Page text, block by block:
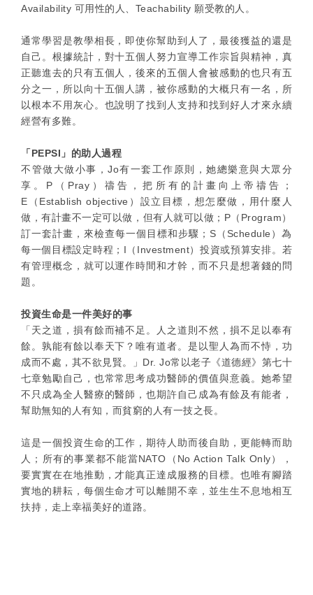
Availability 可用性的人、Teachability 願受教的人。
通常學習是教學相長，即使你幫助到人了，最後獲益的還是
自己。根據統計，對十五個人努力宣導工作宗旨與精神，真
正聽進去的只有五個人，後來的五個人會被感動的也只有五
分之一，所以向十五個人講，被你感動的大概只有一名，所
以根本不用灰心。也說明了找到人支持和找到好人才來永續
經營有多難。
「PEPSI」的助人過程
不管做大做小事，Jo有一套工作原則，她總樂意與大眾分
享。P（Pray）禱告，把所有的計畫向上帝禱告；
E（Establish objective）設立目標，想怎麼做，用什麼人
做，有計畫不一定可以做，但有人就可以做；P（Program）
訂一套計畫，來檢查每一個目標和步驟；S（Schedule）為
每一個目標設定時程；I（Investment）投資或預算安排。若
有管理概念，就可以運作時間和才幹，而不只是想著錢的問
題。
投資生命是一件美好的事
「天之道，損有餘而補不足。人之道則不然，損不足以奉有
餘。孰能有餘以奉天下？唯有道者。是以聖人為而不恃，功
成而不處，其不欲見賢。」Dr. Jo常以老子《道德經》第七十
七章勉勵自己，也常常思考成功醫師的價值與意義。她希望
不只成為全人醫療的醫師，也期許自己成為有餘及有能者，
幫助無知的人有知，而貧窮的人有一技之長。
這是一個投資生命的工作，期待人助而後自助，更能轉而助
人；所有的事業都不能當NATO（No Action Talk Only），
要實實在在地推動，才能真正達成服務的目標。也唯有腳踏
實地的耕耘，每個生命才可以離開不幸，並生生不息地相互
扶持，走上幸福美好的道路。